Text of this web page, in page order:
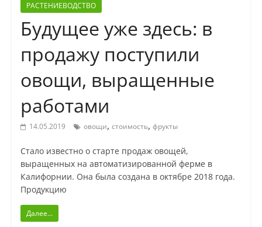
РАСТЕНИЕВОДСТВО
Будущее уже здесь: в
продажу поступили
овощи, выращенные
работами
14.05.2019 овощи, стоимость, фрукты
Стало известно о старте продаж овощей,
выращенных на автоматизированной ферме в
Калифорнии. Она была создана в октябре 2018 года.
Продукцию
Далее...